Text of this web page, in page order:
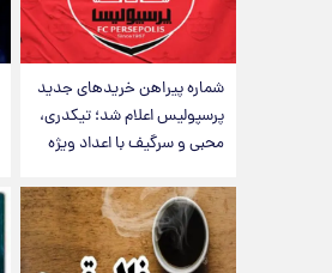
شماره پیراهن خریدهای جدید
پرسپولیس اعلام شد؛ تیکدری،
محبی و سرگیف با اعداد ویژه